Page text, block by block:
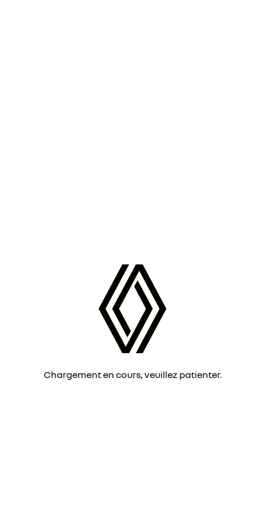
Chargement en cours, veuillez patienter.